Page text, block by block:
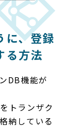
に、登録
る方法
DB機能が
トランザク
納している